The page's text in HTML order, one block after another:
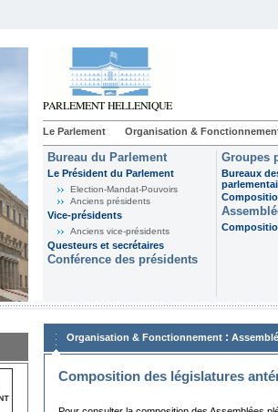
Le Parlement Organisation &
Bureau du Parlement
Le Président du Parlement
Election-Mandat-Pouvoirs
Anciens présidents
Vice-présidents
Anciens vice-présidents
Questeurs et secrétaires
Conférence des présidents
Groupes
Bureaux
Organisation & Fonctionnement :
Composition des législatures